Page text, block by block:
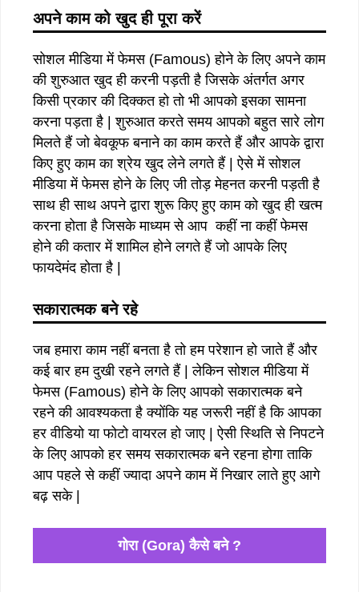
अपने काम को खुद ही पूरा करें
सोशल मीडिया में फेमस (Famous) होने के लिए अपने काम
की शुरुआत खुद ही करनी पड़ती है जिसके अंतर्गत अगर
किसी प्रकार की दिक्कत हो तो भी आपको इसका सामना
करना पड़ता है | शुरुआत करते समय आपको बहुत सारे लोग
मिलते हैं जो बेवकूफ बनाने का काम करते हैं और आपके द्वारा
किए हुए काम का श्रेय खुद लेने लगते हैं | ऐसे में सोशल
मीडिया में फेमस होने के लिए जी तोड़ मेहनत करनी पड़ती है
साथ ही साथ अपने द्वारा शुरू किए हुए काम को खुद ही खत्म
करना होता है जिसके माध्यम से आप कहीं ना कहीं फेमस
होने की कतार में शामिल होने लगते हैं जो आपके लिए
फायदेमंद होता है |
सकारात्मक बने रहे
जब हमारा काम नहीं बनता है तो हम परेशान हो जाते हैं और
कई बार हम दुखी रहने लगते हैं | लेकिन सोशल मीडिया में
फेमस (Famous) होने के लिए आपको सकारात्मक बने
रहने की आवश्यकता है क्योंकि यह जरूरी नहीं है कि आपका
हर वीडियो या फोटो वायरल हो जाए | ऐसी स्थिति से निपटने
के लिए आपको हर समय सकारात्मक बने रहना होगा ताकि
आप पहले से कहीं ज्यादा अपने काम में निखार लाते हुए आगे
बढ़ सके |
गोरा (Gora) कैसे बने ?